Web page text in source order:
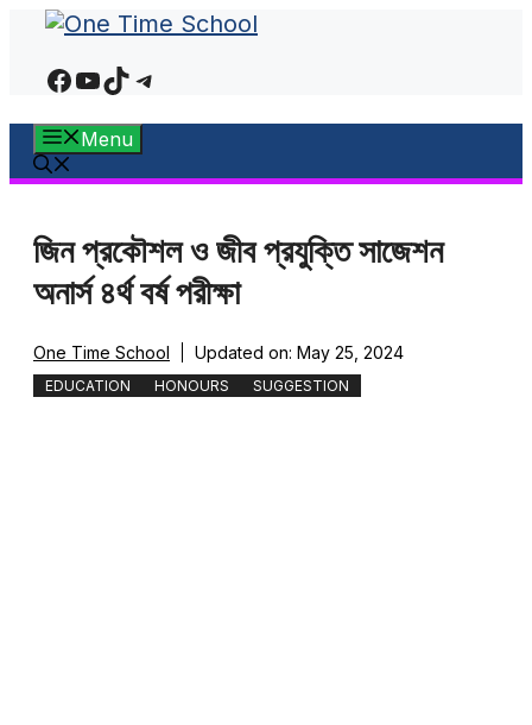
Skip
content
Facebook
YouTube
TikTokTelegram
Menu
জিন প্রকৌশল ও জীব প্রযুক্তি সাজেশন
অনার্স ৪র্থ বর্ষ পরীক্ষা
One Time School Updated on: May 25, 2024
EDUCATION HONOURS SUGGESTION